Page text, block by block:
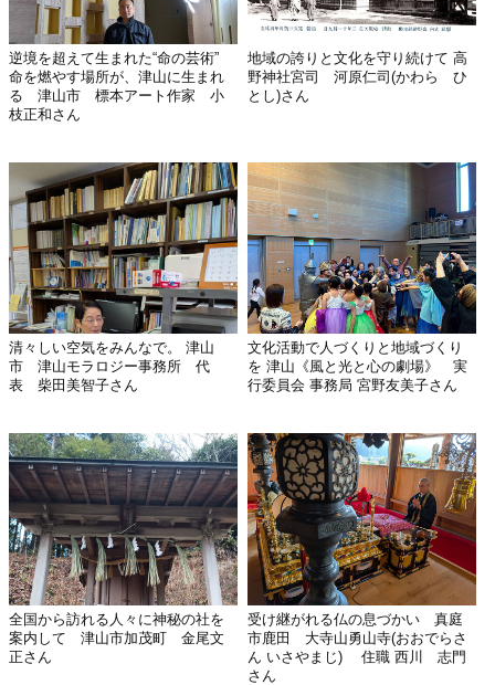
逆境を超えて生まれた“命の芸術”
命を燃やす場所が、津山に生まれ
る 津山市 標本アート作家 小
枝正和さん
地域の誇りと文化を守り続けて 高
野神社宮司 河原仁司(かわら ひ
とし)さん
清々しい空気をみんなで。 津山
市 津山モラロジー事務所 代
表 柴田美智子さん
文化活動で人づくりと地域づくり
を 津山《風と光と心の劇場》 実
行委員会 事務局 宮野友美子さん
全国から訪れる人々に神秘の社を
案内して 津山市加茂町 金尾文
正さん
受け継がれる仏の息づかい 真庭
市鹿田 大寺山勇山寺(おおでらさ
ん いさやまじ) 住職 西川 志門
さん